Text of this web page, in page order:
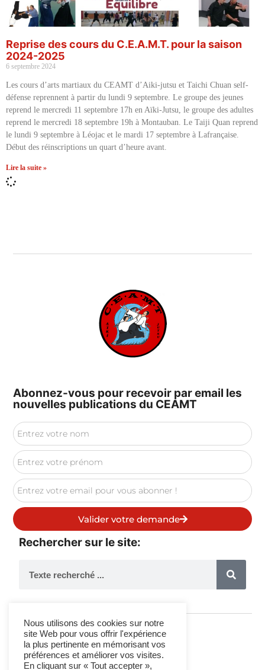
Reprise des cours du C.E.A.M.T. pour la saison
2024-2025
6 septembre 2024
Les cours d’arts martiaux du CEAMT d’Aiki-jutsu et Taichi Chuan self-
défense reprennent à partir du lundi 9 septembre. Le groupe des jeunes
reprend le mercredi 11 septembre 17h en Aïki-Jutsu, le groupe des adultes
reprend le mercredi 18 septembre 19h à Montauban. Le Taiji Quan reprend
le lundi 9 septembre à Léojac et le mardi 17 septembre à Lafrançaise.
Début des réinscriptions un quart d’heure avant.
Lire la suite »
Abonnez-vous pour recevoir par email les
nouvelles publications du CEAMT
Valider votre demande
Rechercher sur le site:
Suivez-Nous
Nous utilisons des cookies sur notre
site Web pour vous offrir l'expérience
la plus pertinente en mémorisant vos
préférences et améliorer vos visites.
En cliquant sur « Tout accepter »,